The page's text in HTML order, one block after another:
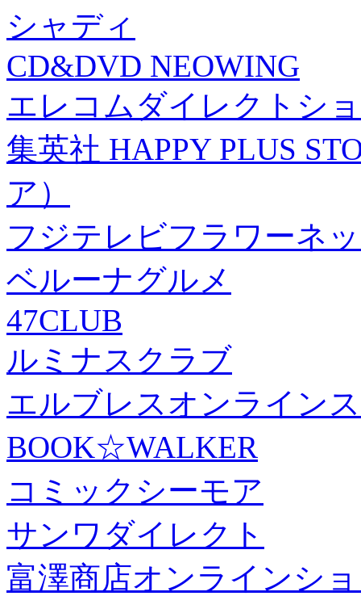
シャディ
CD&DVD NEOWING
エレコムダイレクトシ
集英社 HAPPY PLUS
ア）
フジテレビフラワーネ
ベルーナグルメ
47CLUB
ルミナスクラブ
エルブレスオンライン
BOOK☆WALKER
コミックシーモア
サンワダイレクト
富澤商店オンラインシ